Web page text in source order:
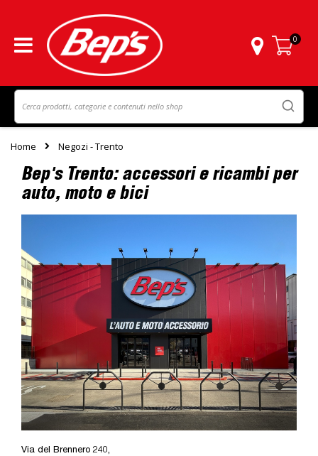
Carrello
0
Home Negozi - Trento
Bep's Trento: accessori e ricambi per
auto, moto e bici
Via del Brennero 240,